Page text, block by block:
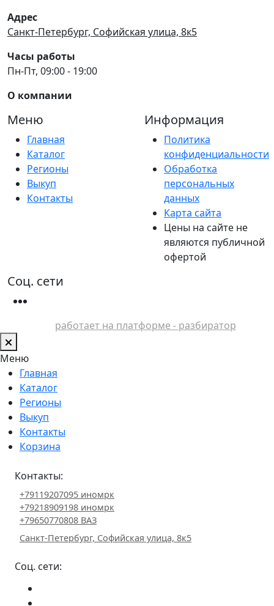
Адрес
Санкт-Петербург, Софийская улица, 8к5
Часы работы
Пн-Пт, 09:00 - 19:00
О компании
Меню
Главная
Каталог
Регионы
Выкуп
Контакты
Информация
Политика
конфиденциальности
Обработка
персональных
данных
Карта сайта
Цены на сайте не
являются публичной
офертой
Соц. сети
работает на платформе - разбиратор
Меню
Главная
Каталог
Регионы
Выкуп
Контакты
Корзина
Контакты:
+79119207095 иномрк
+79218909198 иномрк
+79650770808 ВАЗ
Санкт-Петербург, Софийская улица, 8к5
Соц. сети: